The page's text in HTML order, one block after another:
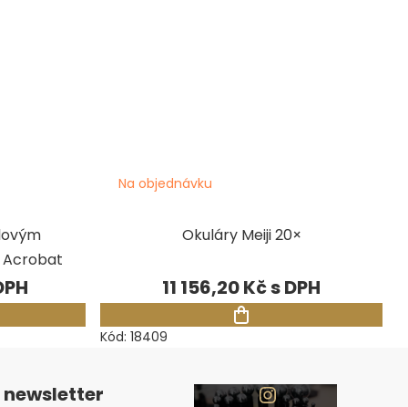
Acrobat
Okuláry Meiji 20×
Na objednávku
11 156,20 Kč
Kód: 18409